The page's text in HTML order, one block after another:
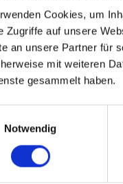
Cookies, um
Zugriffe auf unsere
an unsere Partner für
mit weiteren
gesammelt haben.
Notwendig
ART.-N
Fuß zum
Wird